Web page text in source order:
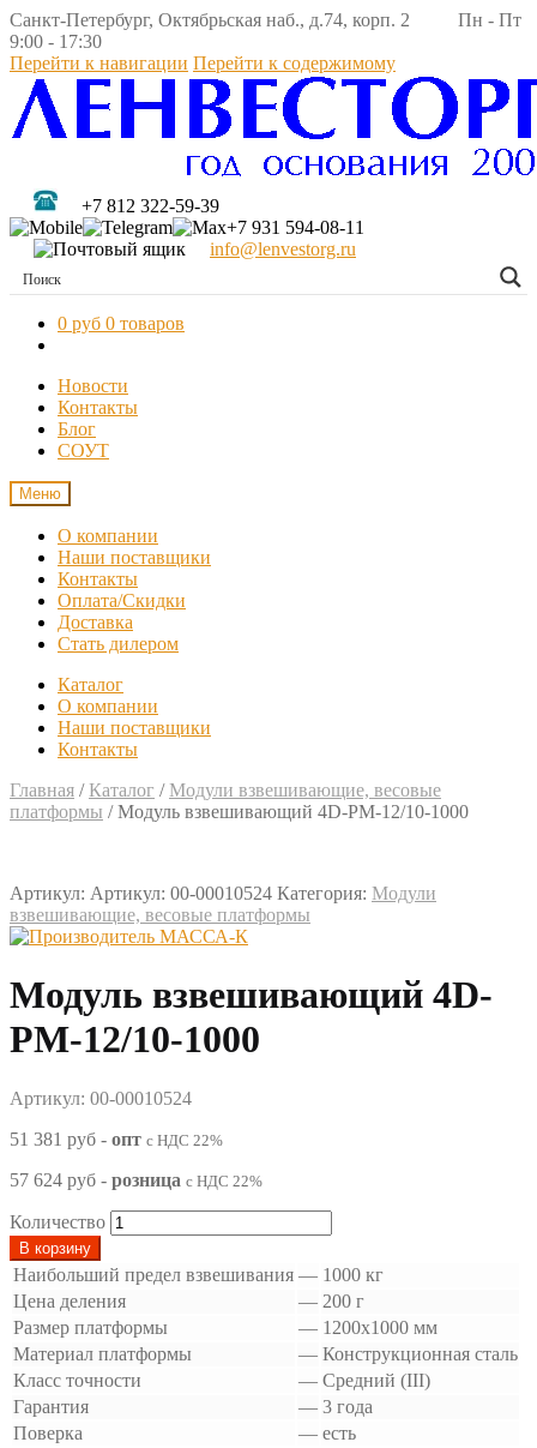
Санкт-Петербург, Октябрьская наб., д.74, корп. 2 Пн - Пт
9:00 - 17:30
Перейти к навигации Перейти к содержимому
+7 812 322-59-39
+7 931 594-08-11
info@lenvestorg.ru
0 руб 0 товаров
Новости
Контакты
Блог
СОУТ
Меню
О компании
Наши поставщики
Контакты
Оплата/Скидки
Доставка
Стать дилером
Каталог
О компании
Наши поставщики
Контакты
Главная / Каталог / Модули взвешивающие, весовые
платформы /Модуль взвешивающий 4D-PM-12/10-1000
Артикул: Артикул: 00-00010524 Категория: Модули
взвешивающие, весовые платформы
Модуль взвешивающий 4D-
PM-12/10-1000
Артикул: 00-00010524
51 381 руб - опт с НДС 22%
57 624 руб - розница с НДС 22%
Количество
В корзину
Наибольший предел взвешивания — 1000 кг
Цена деления
— 200 г
Размер платформы
— 1200х1000 мм
Материал платформы
— Конструкционная сталь
Класс точности
— Средний (III)
Гарантия
— 3 года
Поверка
— есть